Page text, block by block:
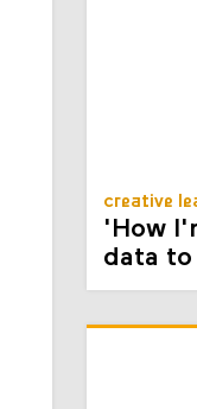
creative
'How
data